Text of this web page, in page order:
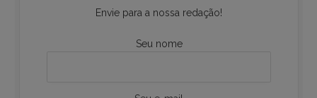
Envie para a nossa redação!
Seu nome